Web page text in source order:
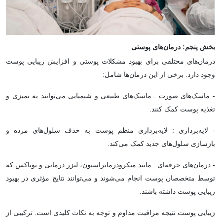
بخش پنجم: درمان‌های پوستی
درمان‌های مختلفی برای بهبود مشکلات پوستی و افزایش زیبایی پوست
وجود دارد. برخی از این درمان‌ها شامل:
- ماسک‌های صورت : ماسک‌های طبیعی و شیمیایی می‌توانند به تمیزی و
تغذیه پوست کمک کنند.
- لایه‌برداری : لایه‌برداری منظم پوست به حذف سلول‌های مرده و
بازسازی سلول‌های جدید کمک می‌کند.
- درمان‌های حرفه‌ای : مانند میکرودرمابراسیون، لیزر درمانی و بوتاکس که
توسط متخصصان پوست انجام می‌شوند و می‌توانند نتایج مؤثری در بهبود
زیبایی پوست داشته باشند.
زیبایی پوست نتیجه مراقبت مداوم و توجه به نکات کلیدی است. ترکیبی از